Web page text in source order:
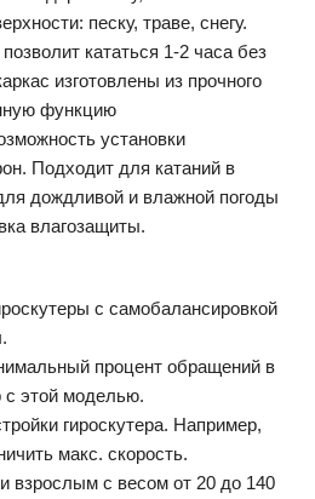
песку, траве, снегу.
кататься 1-2 часа без
изготовлены из прочного
функцию
установки
Подходит для катаний в
дождливой и влажной погоды
влагозащиты.
с самобалансировкой
процент обращений в
с этой моделью.
гироскутера. Например,
макс. скорость.
взрослым с весом от 20 до 140